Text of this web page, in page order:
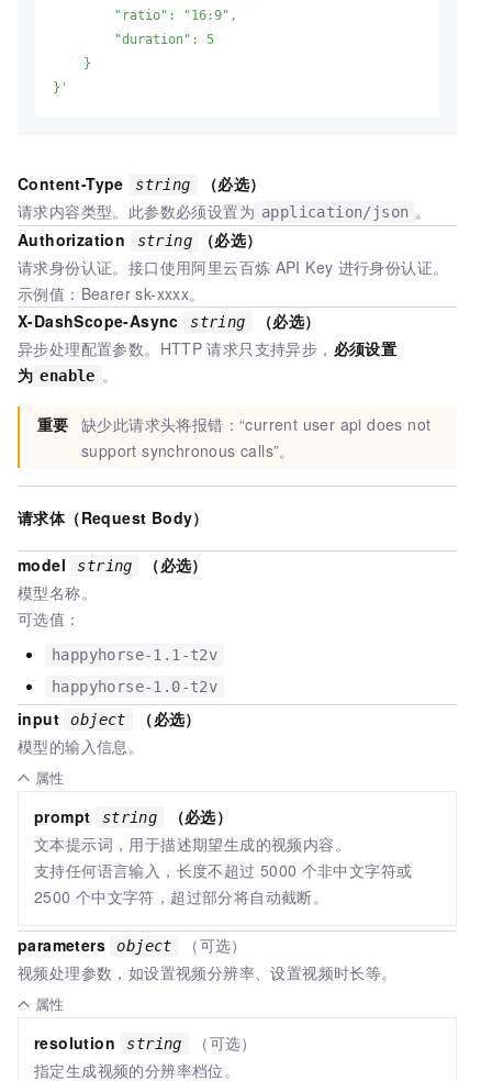
        "ratio": "16:9",
        "duration": 5
    }
}'
Content-Type string
（必选）
请求内容类型。此参数必须设置为 application/json 。
Authorization
string
（必选）
请求身份认证。接口使用阿里云百炼 API Key 进行身份认证。
示例值：Bearer sk-xxxx。
X-DashScope-Async
string
（必选）
异步处理配置参数。HTTP 请求只支持异步， 必须设置
为 enable 。
重要 缺少此请求头将报错：“current user api does not
support synchronous calls”。
请求体（Request Body）
model string
（必选）
模型名称。
可选值：
happyhorse-1.1-t2v
happyhorse-1.0-t2v
input object
（必选）
模型的输入信息。
属性
prompt string
（必选）
文本提示词，用于描述期望生成的视频内容。
支持任何语言输入，长度不超过 5000 个非中文字符或
2500 个中文字符，超过部分将自动截断。
parameters object
（可选）
视频处理参数，如设置视频分辨率、设置视频时长等。
属性
resolution string
（可选）
指定生成视频的分辨率档位。